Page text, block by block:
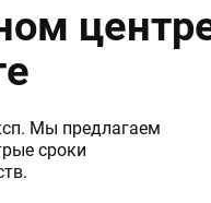
Мы предлагаем
сроки